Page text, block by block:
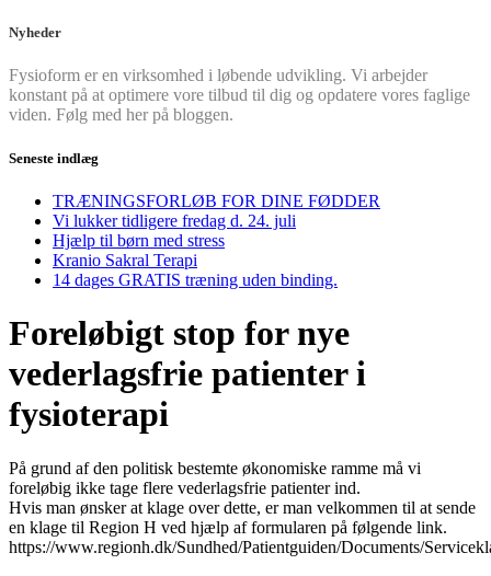
Nyheder
Fysioform er en virksomhed i løbende udvikling. Vi arbejder
konstant på at optimere vore tilbud til dig og opdatere vores faglige
viden. Følg med her på bloggen.
Seneste indlæg
TRÆNINGSFORLØB FOR DINE FØDDER
Vi lukker tidligere fredag d. 24. juli
Hjælp til børn med stress
Kranio Sakral Terapi
14 dages GRATIS træning uden binding.
Foreløbigt stop for nye
vederlagsfrie patienter i
fysioterapi
På grund af den politisk bestemte økonomiske ramme må vi
foreløbig ikke tage flere vederlagsfrie patienter ind.
Hvis man ønsker at klage over dette, er man velkommen til at sende
en klage til Region H ved hjælp af formularen på følgende link.
https://www.regionh.dk/Sundhed/Patientguiden/Documents/